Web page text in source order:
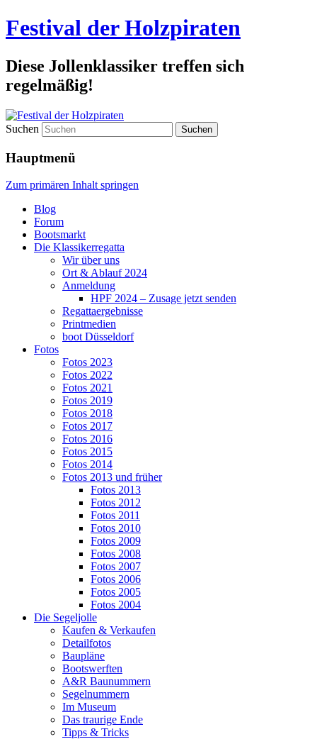
Festival der Holzpiraten
Diese Jollenklassiker treffen sich
regelmäßig!
Suchen
Hauptmenü
Zum primären Inhalt springen
Blog
Forum
Bootsmarkt
Die Klassikerregatta
Wir über uns
Ort & Ablauf 2024
Anmeldung
HPF 2024 – Zusage jetzt senden
Regattaergebnisse
Printmedien
boot Düsseldorf
Fotos
Fotos 2023
Fotos 2022
Fotos 2021
Fotos 2019
Fotos 2018
Fotos 2017
Fotos 2016
Fotos 2015
Fotos 2014
Fotos 2013 und früher
Fotos 2013
Fotos 2012
Fotos 2011
Fotos 2010
Fotos 2009
Fotos 2008
Fotos 2007
Fotos 2006
Fotos 2005
Fotos 2004
Die Segeljolle
Kaufen & Verkaufen
Detailfotos
Baupläne
Bootswerften
A&R Baunummern
Segelnummern
Im Museum
Das traurige Ende
Tipps & Tricks